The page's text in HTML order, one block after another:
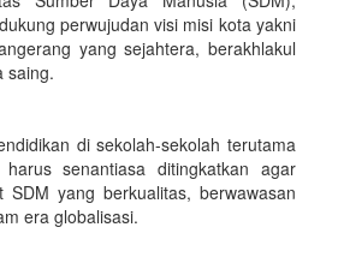
perwujudan visi misi kota yakni
yang sejahtera, berakhlakul
saing.
di sekolah-sekolah terutama
senantiasa ditingkatkan agar
SDM yang berkualitas, berwawasan
era globalisasi.